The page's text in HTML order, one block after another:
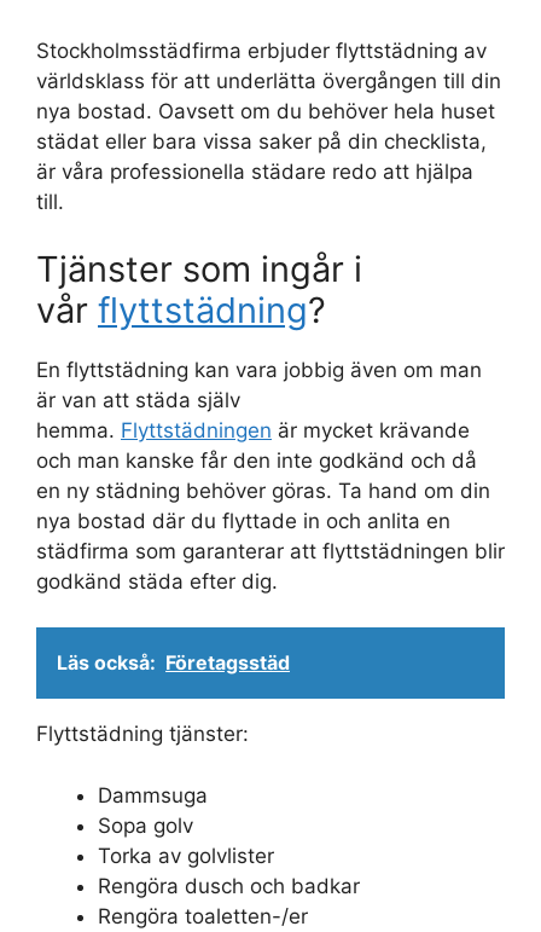
Stockholmsstädfirma erbjuder flyttstädning av
världsklass för att underlätta övergången till din
nya bostad. Oavsett om du behöver hela huset
städat eller bara vissa saker på din checklista,
är våra professionella städare redo att hjälpa
till.
Tjänster som ingår i
vår flyttstädning?
En flyttstädning kan vara jobbig även om man
är van att städa själv
hemma. Flyttstädningen är mycket krävande
och man kanske får den inte godkänd och då
en ny städning behöver göras. Ta hand om din
nya bostad där du flyttade in och anlita en
städfirma som garanterar att flyttstädningen blir
godkänd städa efter dig.
Läs också: Företagsstäd
Flyttstädning tjänster:
Dammsuga
Sopa golv
Torka av golvlister
Rengöra dusch och badkar
Rengöra toaletten-/er